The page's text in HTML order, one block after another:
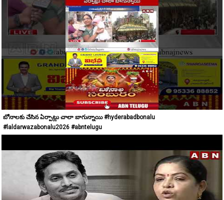
బోనాలకు చేసిన ఏర్పాట్లు చాలా బాగున్నాయి #hyderabadbonalu
#laldarwazabonalu2026 #abntelugu